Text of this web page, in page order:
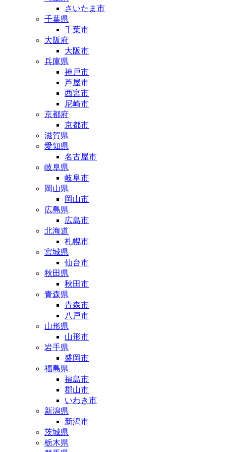
さいたま市
千葉県
千葉市
大阪府
大阪市
兵庫県
神戸市
芦屋市
西宮市
尼崎市
京都府
京都市
滋賀県
愛知県
名古屋市
岐阜県
岐阜市
岡山県
岡山市
広島県
広島市
北海道
札幌市
宮城県
仙台市
秋田県
秋田市
青森県
青森市
八戸市
山形県
山形市
岩手県
盛岡市
福島県
福島市
郡山市
いわき市
新潟県
新潟市
茨城県
栃木県